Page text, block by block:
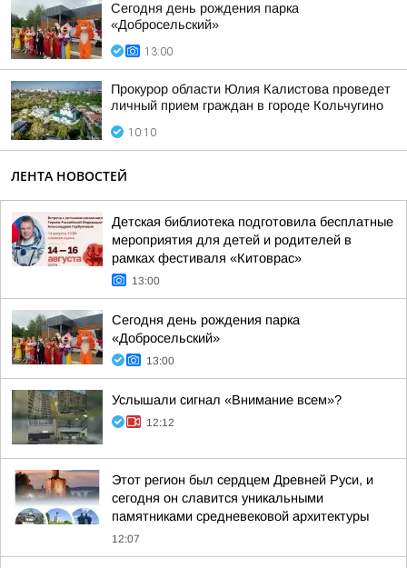
Сегодня день рождения парка
«Добросельский»
13:00
Прокурор области Юлия Калистова проведет
личный прием граждан в городе Кольчугино
10:10
ЛЕНТА НОВОСТЕЙ
Детская библиотека подготовила бесплатные
мероприятия для детей и родителей в
рамках фестиваля «Китоврас»
13:00
Сегодня день рождения парка
«Добросельский»
13:00
Услышали сигнал «Внимание всем»?
12:12
Этот регион был сердцем Древней Руси, и
сегодня он славится уникальными
памятниками средневековой архитектуры
12:07